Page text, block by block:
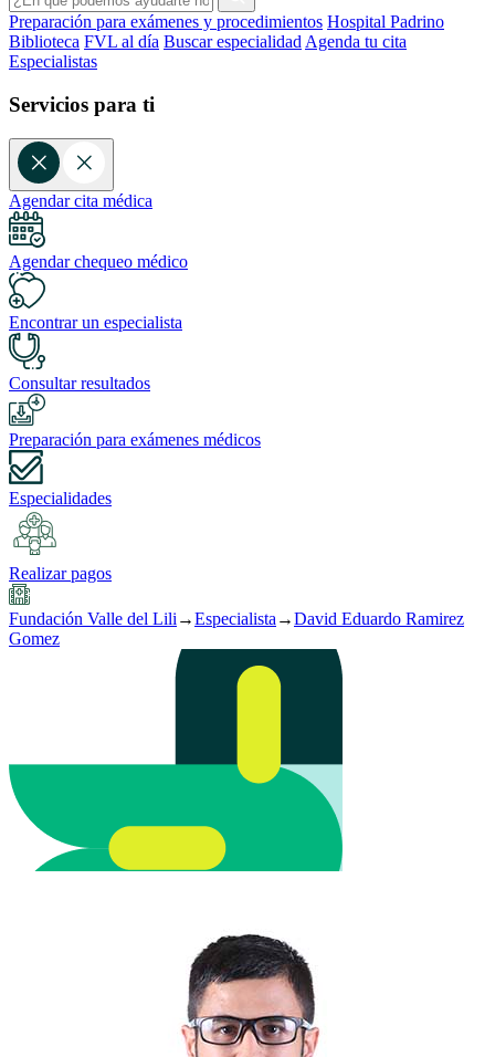
Preparación para exámenes y procedimientos Hospital Padrino
Biblioteca FVL al día Buscar especialidad Agenda tu cita
Especialistas
Servicios para ti
Agendar cita médica
Agendar chequeo médico
Encontrar un especialista
Consultar resultados
Preparación para exámenes médicos
Especialidades
Realizar pagos
Fundación Valle del Lili →Especialista →David Eduardo Ramirez
Gomez